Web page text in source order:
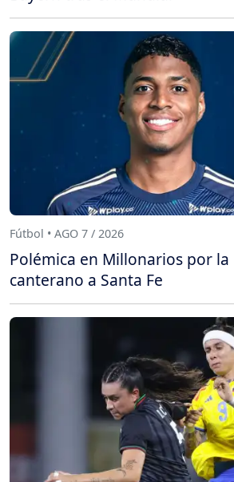
Fútbol • AGO 7 / 2026
Polémica en Millonarios por la
canterano a Santa Fe